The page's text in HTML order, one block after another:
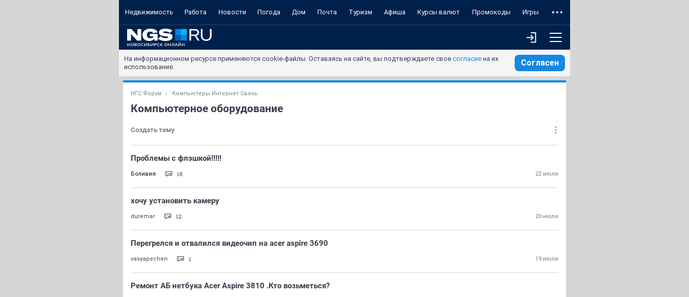
Недвижимость Работа Новости Погода Дом Почта Туризм Афиша Курсы валют Промокоды Игры
На информационном ресурсе применяются cookie-файлы. Оставаясь на сайте, вы подтверждаете свое согласие на их
использование.
Согласен
НГС.Форум Компьютеры Интернет Связь
Компьютерное оборудование
Создать тему
Проблемы с флэшкой!!!!!
Боливия 18 22 июля
хочу установить камеру
duremar 12 20 июля
Перегрелся и отвалился видеочип на acer aspire 3690
vasyapechen 1 19 июля
Ремонт АБ нетбука Acer Aspire 3810 .Кто возьметься?